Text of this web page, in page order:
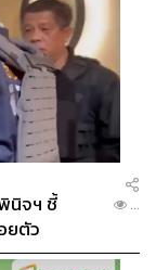
นิจฯ ชี้
ยตัว
...